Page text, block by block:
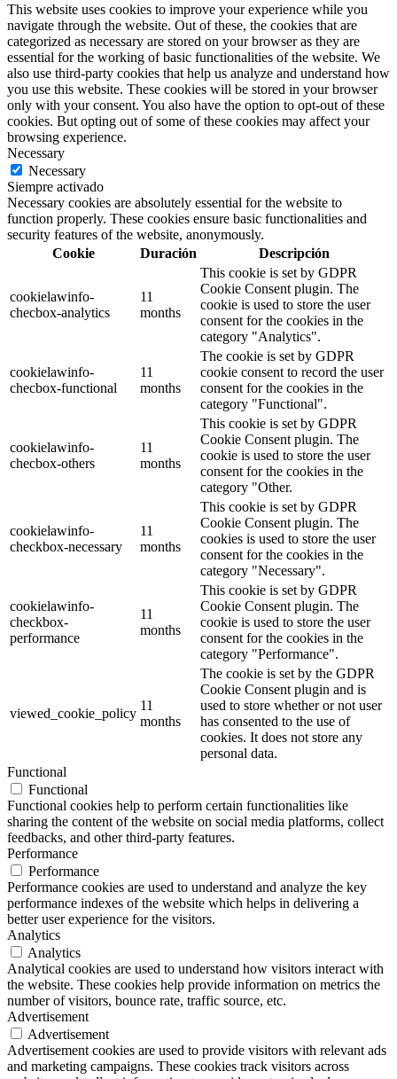
This website uses cookies to improve your experience while you
navigate through the website. Out of these, the cookies that are
categorized as necessary are stored on your browser as they are
essential for the working of basic functionalities of the website. We
also use third-party cookies that help us analyze and understand how
you use this website. These cookies will be stored in your browser
only with your consent. You also have the option to opt-out of these
cookies. But opting out of some of these cookies may affect your
browsing experience.
Necessary
Necessary
Siempre activado
Necessary cookies are absolutely essential for the website to
function properly. These cookies ensure basic functionalities and
security features of the website, anonymously.
Cookie
Duración Descripción
cookielawinfo-
checbox-analytics
11
months
This cookie is set by GDPR
Cookie Consent plugin. The
cookie is used to store the user
consent for the cookies in the
category "Analytics".
cookielawinfo-
checbox-functional
11
months
The cookie is set by GDPR
cookie consent to record the user
consent for the cookies in the
category "Functional".
cookielawinfo-
checbox-others
11
months
This cookie is set by GDPR
Cookie Consent plugin. The
cookie is used to store the user
consent for the cookies in the
category "Other.
cookielawinfo-
checkbox-necessary
11
months
This cookie is set by GDPR
Cookie Consent plugin. The
cookies is used to store the user
consent for the cookies in the
category "Necessary".
cookielawinfo-
checkbox-
performance
11
months
This cookie is set by GDPR
Cookie Consent plugin. The
cookie is used to store the user
consent for the cookies in the
category "Performance".
viewed_cookie_policy
11
months
The cookie is set by the GDPR
Cookie Consent plugin and is
used to store whether or not user
has consented to the use of
cookies. It does not store any
personal data.
Functional
Functional
Functional cookies help to perform certain functionalities like
sharing the content of the website on social media platforms, collect
feedbacks, and other third-party features.
Performance
Performance
Performance cookies are used to understand and analyze the key
performance indexes of the website which helps in delivering a
better user experience for the visitors.
Analytics
Analytics
Analytical cookies are used to understand how visitors interact with
the website. These cookies help provide information on metrics the
number of visitors, bounce rate, traffic source, etc.
Advertisement
Advertisement
Advertisement cookies are used to provide visitors with relevant ads
and marketing campaigns. These cookies track visitors across